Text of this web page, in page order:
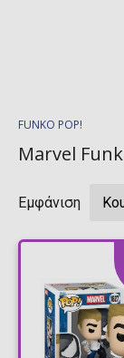
FUNKO POP!
Marvel
Εμφάνιση